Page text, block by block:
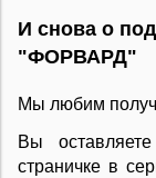
И снова о
"ФОРВАРД"
Мы любим
Вы
страничке в